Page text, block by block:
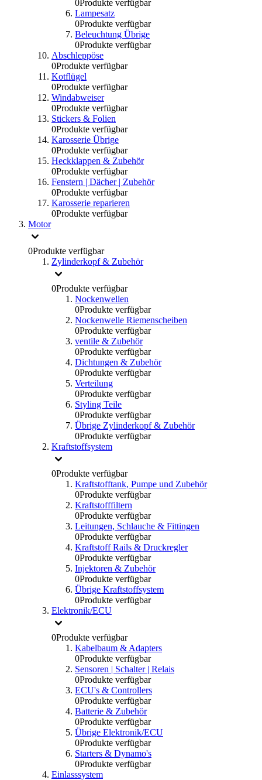
0Produkte verfügbar
Lampesatz
0Produkte verfügbar
Beleuchtung Übrige
0Produkte verfügbar
Abschleppöse
0Produkte verfügbar
Kotflügel
0Produkte verfügbar
Windabweiser
0Produkte verfügbar
Stickers & Folien
0Produkte verfügbar
Karosserie Übrige
0Produkte verfügbar
Heckklappen & Zubehör
0Produkte verfügbar
Fenstern | Dächer | Zubehör
0Produkte verfügbar
Karosserie reparieren
0Produkte verfügbar
Motor
0Produkte verfügbar
Zylinderkopf & Zubehör
0Produkte verfügbar
Nockenwellen
0Produkte verfügbar
Nockenwelle Riemenscheiben
0Produkte verfügbar
ventile & Zubehör
0Produkte verfügbar
Dichtungen & Zubehör
0Produkte verfügbar
Verteilung
0Produkte verfügbar
Styling Teile
0Produkte verfügbar
Übrige Zylinderkopf & Zubehör
0Produkte verfügbar
Kraftstoffsystem
0Produkte verfügbar
Kraftstofftank, Pumpe und Zubehör
0Produkte verfügbar
Kraftstofffiltern
0Produkte verfügbar
Leitungen, Schlauche & Fittingen
0Produkte verfügbar
Kraftstoff Rails & Druckregler
0Produkte verfügbar
Injektoren & Zubehör
0Produkte verfügbar
Übrige Kraftstoffsystem
0Produkte verfügbar
Elektronik/ECU
0Produkte verfügbar
Kabelbaum & Adapters
0Produkte verfügbar
Sensoren | Schalter | Relais
0Produkte verfügbar
ECU's & Controllers
0Produkte verfügbar
Batterie & Zubehör
0Produkte verfügbar
Übrige Elektronik/ECU
0Produkte verfügbar
Starters & Dynamo's
0Produkte verfügbar
Einlasssystem